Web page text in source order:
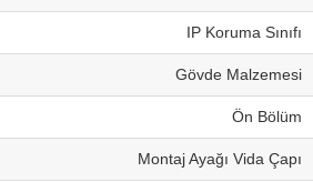
IP Koruma Sınıfı
Gövde Malzemesi
Ön Bölüm
Montaj Ayağı Vida Çapı